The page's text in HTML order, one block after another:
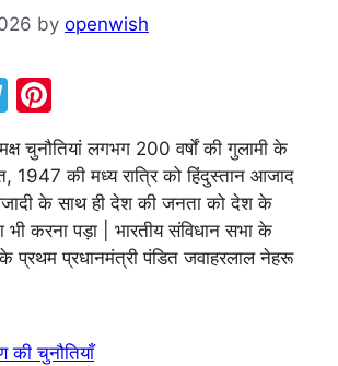
by openwish
T
e
gr
a
m
nt
er
e
st
चुनौतियां लगभग 200 वर्षों की गुलामी के
1947 की मध्य रात्रि को हिंदुस्तान आजाद
के साथ ही देश की जनता को देश के
भी करना पड़ा | भारतीय संविधान सभा के
प्रथम प्रधानमंत्री पंडित जवाहरलाल नेहरू
की चुनौतियाँ